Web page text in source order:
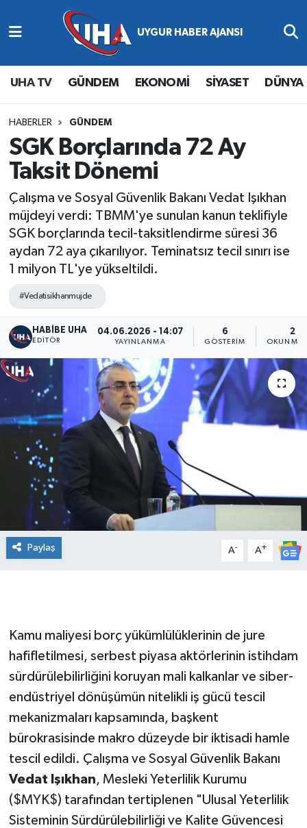
UHA TV GÜNDEM EKONOMİ SİYASET DÜNYA
HABERLER GÜNDEM
SGK Borçlarında 72 Ay
Taksit Dönemi
Çalışma ve Sosyal Güvenlik Bakanı Vedat Işıkhan
müjdeyi verdi: TBMM'ye sunulan kanun teklifiyle
SGK borçlarında tecil-taksitlendirme süresi 36
aydan 72 aya çıkarılıyor. Teminatsız tecil sınırı ise
1 milyon TL'ye yükseltildi.
#Vedatisikhanmujde
HABİBE UHA
EDITÖR
04.06.2026 - 14:07
YAYINLANMA
6
GÖSTERIM
2
OKUNMA
Paylaş A- A+
Kamu maliyesi borç yükümlülüklerinin de jure
hafifletilmesi, serbest piyasa aktörlerinin istihdam
sürdürülebilirliğini koruyan mali kalkanlar ve siber-
endüstriyel dönüşümün nitelikli iş gücü tescil
mekanizmaları kapsamında, başkent
bürokrasisinde makro düzeyde bir iktisadi hamle
tescil edildi. Çalışma ve Sosyal Güvenlik Bakanı
Vedat Işıkhan, Mesleki Yeterlilik Kurumu
($MYK$) tarafından tertiplenen "Ulusal Yeterlilik
Sisteminin Sürdürülebilirliği ve Kalite Güvencesi
Abone Ol
Gündem
Ekonomi
Magazin
Siyaset
Spor
Yaşam
Nöbetçi Eczaneler
Hava Durumu
Namaz Vakitleri
Trafik Durumu
Süper Lig Puan Durumu ve Fikstür
Tüm Manşetler
Son Dakika Haberleri
Haber Arşivi